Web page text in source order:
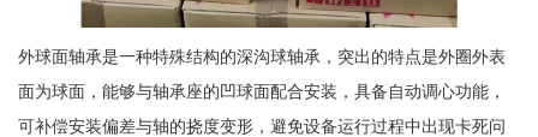
外球面轴承是一种特殊结构的深沟球轴承，突出的特点是外圈外表
面为球面，能够与轴承座的凹球面配合安装，具备自动调心功能，
可补偿安装偏差与轴的挠度变形，避免设备运行过程中出现卡死问